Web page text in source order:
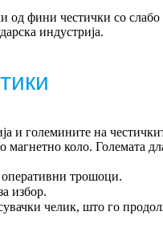
од фини честички со
индустрија.
и големините на
магнетно коло. Големата
трошоци.
избор.
челик, што го